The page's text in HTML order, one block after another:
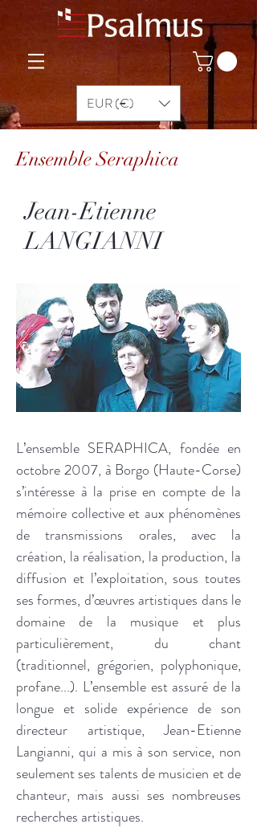
EUR (€)
Ensemble Seraphica
Jean-Etienne
LANGIANNI
L’ensemble SERAPHICA, fondée en
octobre 2007, à Borgo (Haute-Corse)
s’intéresse à la prise en compte de la
mémoire collective et aux phénomènes
de transmissions orales, avec la
création, la réalisation, la production, la
diffusion et l’exploitation, sous toutes
ses formes, d’œuvres artistiques dans le
domaine de la musique et plus
particulièrement, du chant
(traditionnel, grégorien, polyphonique,
profane...). L’ensemble est assuré de la
longue et solide expérience de son
directeur artistique, Jean-Etienne
Langianni, qui a mis à son service, non
seulement ses talents de musicien et de
chanteur, mais aussi ses nombreuses
recherches artistiques.